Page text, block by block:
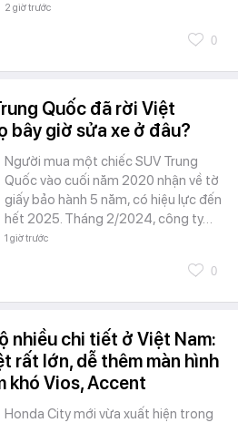
2 giờ trước
0
Quốc đã rời Việt
bây giờ sửa xe ở đâu?
Người mua một chiếc SUV Trung
Quốc vào cuối năm 2020 nhận về tờ
giấy bảo hành 5 năm, có hiệu lực đến
hết 2025. Tháng 2/2024, công ty…
1 giờ trước
0
nhiều chi tiết ở Việt Nam:
rất lớn, dễ thêm màn hình
khó Vios, Accent
Honda City mới vừa xuất hiện trong